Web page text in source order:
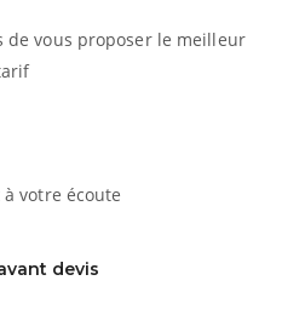
de vous proposer le meilleur
votre écoute
devis